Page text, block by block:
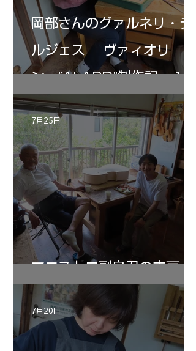
岡部さんのグァルネリ・デ
ルジェス ヴァィオリ
ン ”ALARD"制作記 １2
マエストロ副島君の来房
7月25日
7月20日